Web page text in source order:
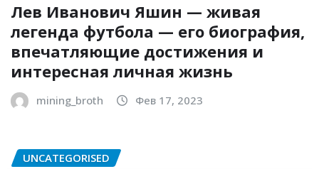
Лев Иванович Яшин — живая
легенда футбола — его биография,
впечатляющие достижения и
интересная личная жизнь
mining_broth Фев 17, 2023
UNCATEGORISED